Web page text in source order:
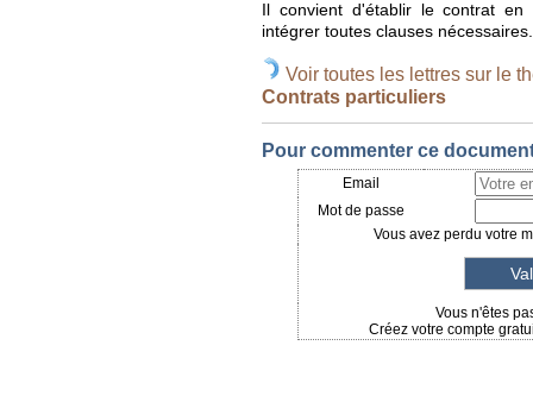
Il convient d'établir le contrat
intégrer toutes clauses nécessaires.
Voir toutes les lettres sur le
Contrats particuliers
Pour commenter ce
Email
Mot de passe
Vous avez perdu votre
Vous n'êtes
Créez votre compte